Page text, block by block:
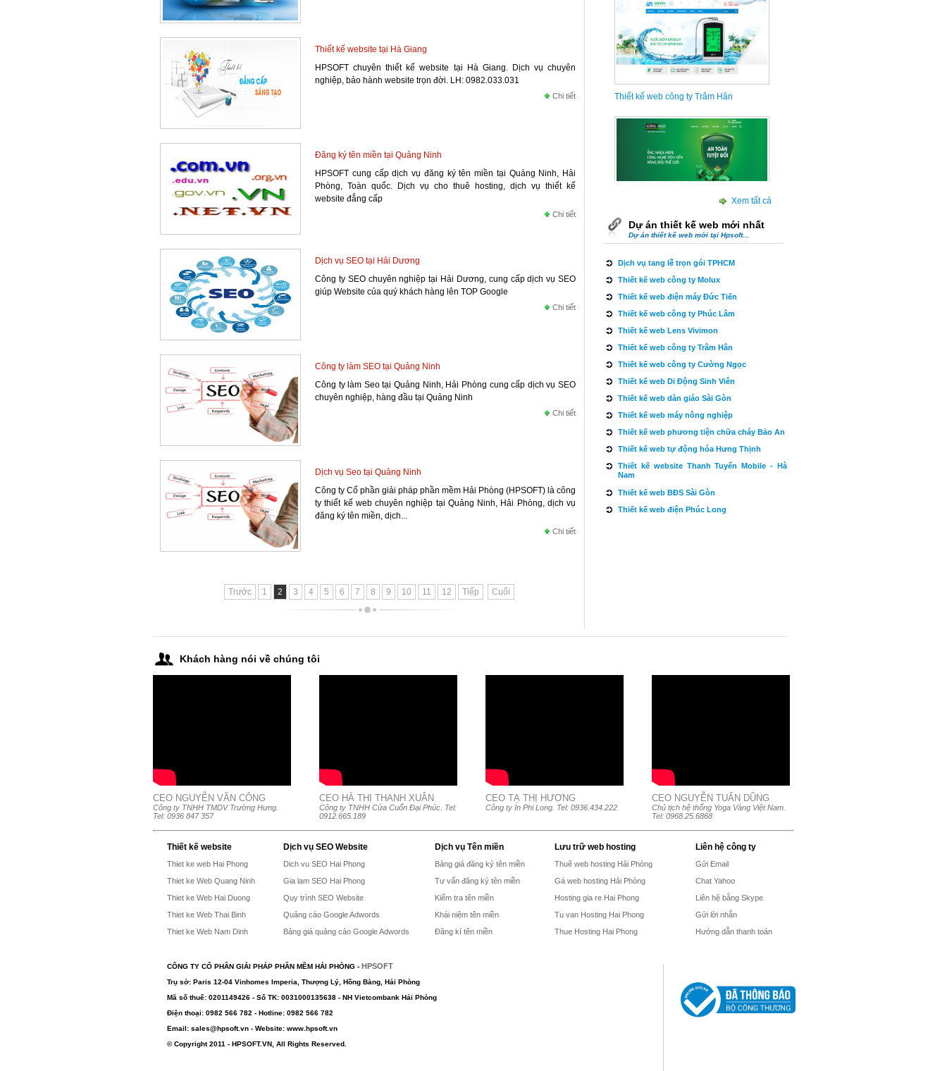
Thiết kế website tại Hà Giang
HPSOFT chuyên thiết kế website tại Hà Giang. Dịch vụ chuyên
nghiệp, bảo hành website trọn đời. LH: 0982.033.031
Chi tiết
Đăng ký tên miền tại Quảng Ninh
HPSOFT cung cấp dịch vụ đăng ký tên miền tại Quảng Ninh, Hải
Phòng, Toàn quốc. Dịch vụ cho thuê hosting, dịch vụ thiết kế
website đẳng cấp
Chi tiết
Dịch vụ SEO tại Hải Dương
Công ty SEO chuyên nghiệp tại Hải Dương, cung cấp dịch vụ SEO
giúp Website của quý khách hàng lên TOP Google
Chi tiết
Công ty làm SEO tại Quảng Ninh
Công ty làm Seo tại Quảng Ninh, Hải Phòng cung cấp dịch vụ SEO
chuyên nghiệp, hàng đầu tại Quảng Ninh
Chi tiết
Dịch vụ Seo tại Quảng Ninh
Công ty Cổ phần giải pháp phần mềm Hải Phòng (HPSOFT) là công
ty thiết kế web chuyên nghiệp tại Quảng Ninh, Hải Phòng, dịch vụ
đăng ký tên miền, dịch...
Chi tiết
Trước 1 2 3 4 5 6 7 8 9 10 11 12 Tiếp Cuối
Thiết kế web công ty Trâm Hân
Thiết kế web công ty Cường Ngọc
Thiết kế web công ty Molux
Xem tất cả
Dự án thiết kế web mới nhất
Dự án thiết kế web mới tại Hpsoft...
Dịch vụ tang lễ trọn gói TPHCM
Thiết kế web công ty Molux
Thiết kế web điện máy Đức Tiến
Thiết kế web công ty Phúc Lâm
Thiết kế web Lens Vivimon
Thiết kế web công ty Trâm Hân
Thiết kế web công ty Cường Ngọc
Thiết kế web Di Động Sinh Viên
Thiết kế web dàn giáo Sài Gòn
Thiết kế web máy nông nghiệp
Thiết kế web phương tiện chữa cháy Bảo An
Thiết kế web tự động hóa Hưng Thịnh
Thiết kế website Thanh Tuyển Mobile - Hà
Nam
Thiết kế web BĐS Sài Gòn
Thiết kế web điện Phúc Long
Khách hàng nói về chúng tôi
CEO NGUYỄN VĂN CÔNG
Công ty TNHH TMDV Trường Hưng.
Tel: 0936 847 357
CEO HÀ THỊ THANH XUÂN
Công ty TNHH Cửa Cuốn Đại Phúc. Tel:
0912.665.189
CEO TẠ THỊ HƯƠNG
Công ty In Phi Long. Tel: 0936.434.222
CEO NGUYỄN TUẤN DŨNG
Chủ tịch hệ thống Yoga Vàng Việt Nam.
Tel: 0968.25.6868
Thiết kế website
Thiet ke web Hai Phong
Thiet ke Web Quang Ninh
Thiet ke Web Hai Duong
Thiet ke Web Thai Binh
Thiet ke Web Nam Dinh
Dịch vụ SEO Website
Dich vu SEO Hai Phong
Gia lam SEO Hai Phong
Quy trình SEO Website
Quảng cáo Google Adwords
Bảng giá quảng cáo Google Adwords
Dịch vụ Tên miền
Bảng giá đăng ký tên miền
Tư vấn đăng ký tên miền
Kiểm tra tên miền
Khái niệm tên miền
Đăng kí tên miền
Lưu trữ web hosting
Thuê web hosting Hải Phòng
Gá web hosting Hải Phòng
Hosting gia re Hai Phong
Tu van Hosting Hai Phong
Thue Hosting Hai Phong
Liên hệ công ty
Gửi Email
Chat Yahoo
Liên hệ bằng Skype
Gửi lời nhắn
Hướng dẫn thanh toán
CÔNG TY CỔ PHẦN GIẢI PHÁP PHẦN MỀM HẢI PHÒNG - HPSOFT
Trụ sở: Paris 12-04 Vinhomes Imperia, Thượng Lý, Hồng Bàng, Hải Phòng
Mã số thuế: 0201149426 - Số TK: 0031000135638 - NH Vietcombank Hải Phòng
Điện thoại: 0982 566 782 - Hotline: 0982 566 782
Email: sales@hpsoft.vn - Website: www.hpsoft.vn
© Copyright 2011 - HPSOFT.VN, All Rights Reserved.